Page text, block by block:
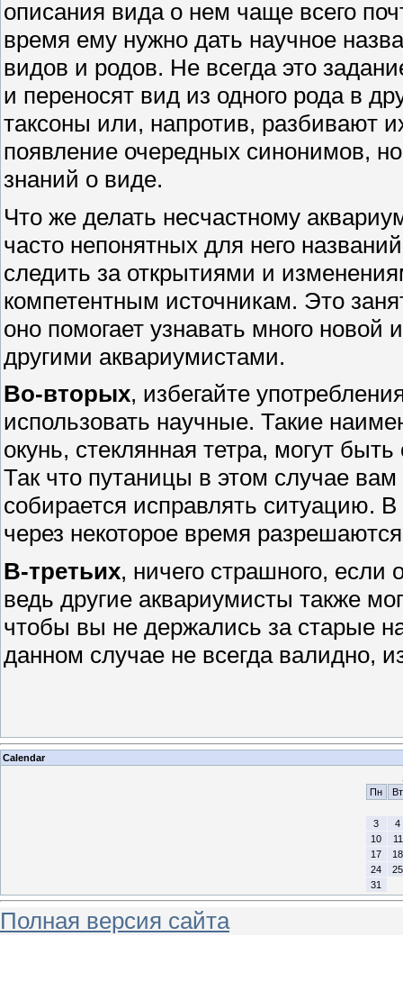
описания вида о нем чаще всего
время ему нужно дать научное
видов и родов. Не всегда это
и переносят вид из одного рода в
таксоны или, напротив, разбивают
появление очередных синонимов,
знаний о виде.
Что же делать несчастному
часто непонятных для него
следить за открытиями и
компетентным источникам. Это
оно помогает узнавать много
другими аквариумистами.
Во-вторых, избегайте
использовать научные. Такие
окунь, стеклянная тетра, могут
Так что путаницы в этом случае
собирается исправлять ситуацию.
через некоторое время
В-третьих, ничего страшного,
ведь другие аквариумисты также
чтобы вы не держались за старые
данном случае не всегда валидно,
Calendar
Пн
Вт
3
4
10
11
17
18
24
25
31
Полная версия сайта